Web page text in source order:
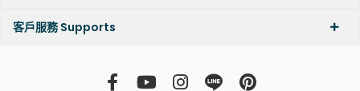
客戶服務 Supports